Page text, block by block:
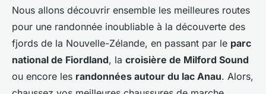
Nous allons découvrir ensemble les meilleures routes
pour une randonnée inoubliable à la découverte des
fjords de la Nouvelle-Zélande, en passant par le parc
national de Fiordland, la croisière de Milford Sound
ou encore les randonnées autour du lac Anau. Alors,